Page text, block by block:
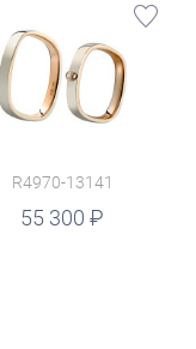
R4970-13141
55 300